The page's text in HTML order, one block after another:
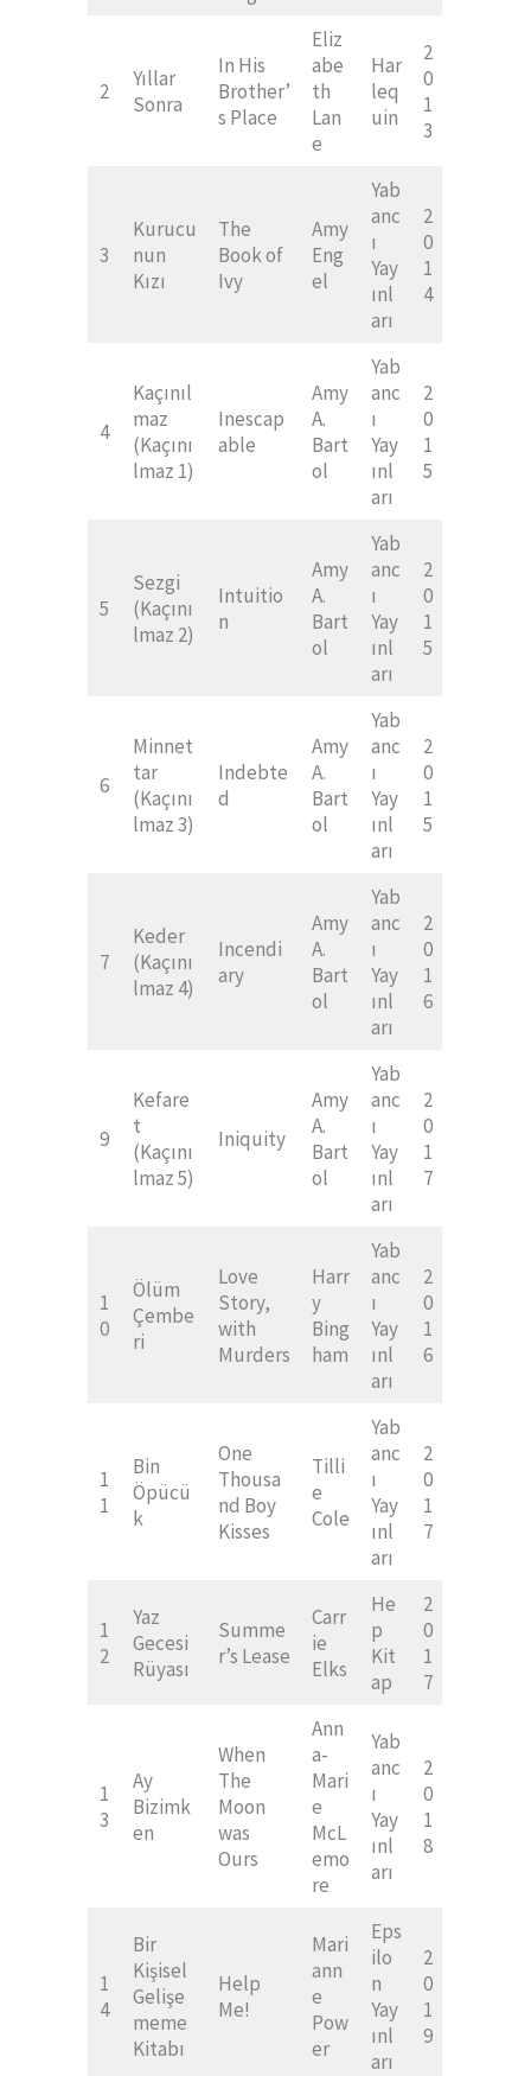
2
Yıllar
Sonra
In His
Brother’
s Place
Eliz
abe
th
Lan
e
Har
leq
uin
2
0
1
3
3
Kurucu
nun
Kızı
The
Book of
Ivy
Amy
Eng
el
Yab
anc
ı
Yay
ınl
arı
2
0
1
4
4
Kaçınıl
maz
(Kaçını
lmaz 1)
Inescap
able
Amy
A.
Bart
ol
Yab
anc
ı
Yay
ınl
arı
2
0
1
5
5
Sezgi
(Kaçını
lmaz 2)
Intuitio
n
Amy
A.
Bart
ol
Yab
anc
ı
Yay
ınl
arı
2
0
1
5
6
Minnet
tar
(Kaçını
lmaz 3)
Indebte
d
Amy
A.
Bart
ol
Yab
anc
ı
Yay
ınl
arı
2
0
1
5
7
Keder
(Kaçını
lmaz 4)
Incendi
ary
Amy
A.
Bart
ol
Yab
anc
ı
Yay
ınl
arı
2
0
1
6
9
Kefare
t
(Kaçını
lmaz 5)
Iniquity
Amy
A.
Bart
ol
Yab
anc
ı
Yay
ınl
arı
2
0
1
7
1
0
Ölüm
Çembe
ri
Love
Story,
with
Murders
Harr
y
Bing
ham
Yab
anc
ı
Yay
ınl
arı
2
0
1
6
1
1
Bin
Öpücü
k
One
Thousa
nd Boy
Kisses
Tilli
e
Cole
Yab
anc
ı
Yay
ınl
arı
2
0
1
7
1
2
Yaz
Gecesi
Rüyası
Summe
r’s Lease
Carr
ie
Elks
He
p
Kit
ap
2
0
1
7
1
3
Ay
Bizimk
en
When
The
Moon
was
Ours
Ann
a-
Mari
e
McL
emo
re
Yab
anc
ı
Yay
ınl
arı
2
0
1
8
1
4
Bir
Kişisel
Gelişe
meme
Kitabı
Help
Me!
Mari
ann
e
Pow
er
Eps
ilo
n
Yay
ınl
arı
2
0
1
9